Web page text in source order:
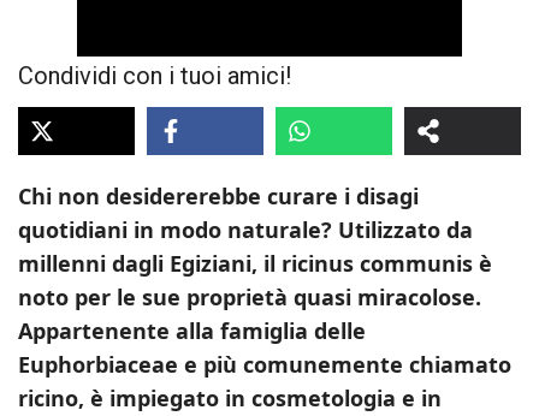
Condividi con i tuoi amici!
Chi non desidererebbe curare i disagi
quotidiani in modo naturale? Utilizzato da
millenni dagli Egiziani, il ricinus communis è
noto per le sue proprietà quasi miracolose.
Appartenente alla famiglia delle
Euphorbiaceae e più comunemente chiamato
ricino, è impiegato in cosmetologia e in